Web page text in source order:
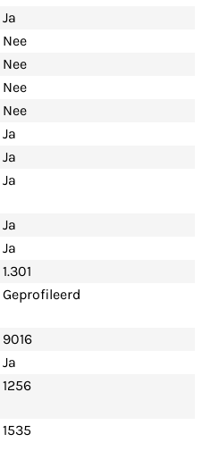
Ja
Nee
Nee
Nee
Nee
Ja
Ja
Ja
Ja
Ja
1.301
Geprofileerd
9016
Ja
1256
1535